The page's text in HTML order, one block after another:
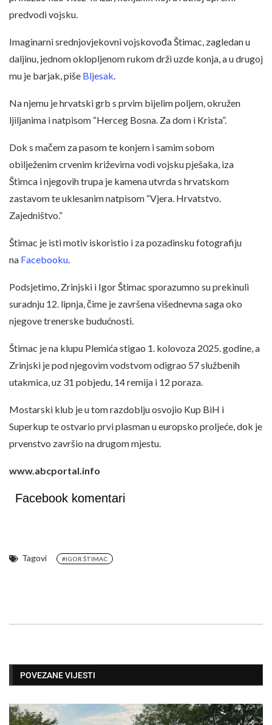
predvodi vojsku.
Imaginarni srednjovjekovni vojskovođa Štimac, zagledan u
daljinu, jednom oklopljenom rukom drži uzde konja, a u drugoj
mu je barjak, piše Bljesak.
Na njemu je hrvatski grb s prvim bijelim poljem, okružen
ljiljanima i natpisom “Herceg Bosna. Za dom i Krista”.
Dok s mačem za pasom te konjem i samim sobom
obilježenim crvenim križevima vodi vojsku pješaka, iza
Štimca i njegovih trupa je kamena utvrda s hrvatskom
zastavom te uklesanim natpisom “Vjera. Hrvatstvo.
Zajedništvo.”
Štimac je isti motiv iskoristio i za pozadinsku fotografiju
na Facebooku.
Podsjetimo, Zrinjski i Igor Štimac sporazumno su prekinuli
suradnju 12. lipnja, čime je završena višednevna saga oko
njegove trenerske budućnosti.
Štimac je na klupu Plemića stigao 1. kolovoza 2025. godine, a
Zrinjski je pod njegovim vodstvom odigrao 57 službenih
utakmica, uz 31 pobjedu, 14 remija i 12 poraza.
Mostarski klub je u tom razdoblju osvojio Kup BiH i
Superkup te ostvario prvi plasman u europsko proljeće, dok je
prvenstvo završio na drugom mjestu.
www.abcportal.info
Facebook komentari
Tagovi #IGOR ŠTIMAC
POVEZANE VIJESTI